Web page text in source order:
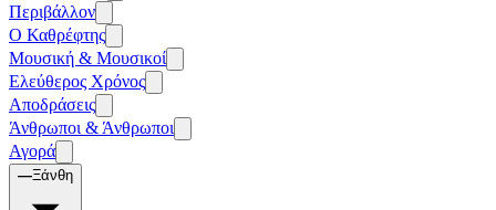
Περιβάλλον
Ο Καθρέφτης
Μουσική & Μουσικοί
Ελεύθερος Χρόνος
Αποδράσεις
Άνθρωποι & Άνθρωποι
Αγορά
—Ξάνθη